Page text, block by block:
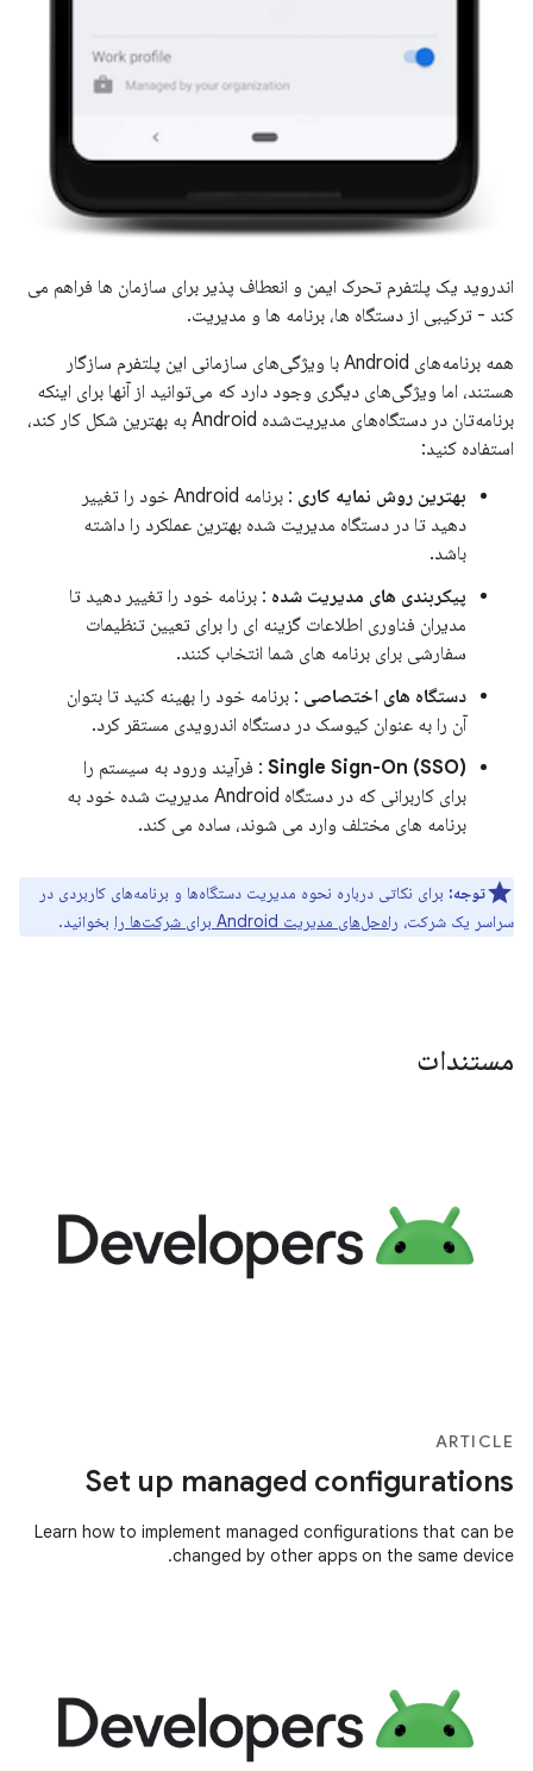
اندروید یک پلتفرم تحرک ایمن و انعطاف پذیر برای سازمان ها فراهم می
کند - ترکیبی از دستگاه ها، برنامه ها و مدیریت.
همه برنامه‌های Android با ویژگی‌های سازمانی این پلتفرم سازگار
هستند، اما ویژگی‌های دیگری وجود دارد که می‌توانید از آنها برای اینکه
برنامه‌تان در دستگاه‌های مدیریت‌شده Android به بهترین شکل کار کند،
استفاده کنید:
بهترین روش نمایه کاری
: برنامه Android خود را تغییر
دهید تا در دستگاه مدیریت شده بهترین عملکرد را داشته
باشد.
پیکربندی های مدیریت شده : برنامه خود را تغییر دهید تا
مدیران فناوری اطلاعات گزینه ای را برای تعیین تنظیمات
سفارشی برای برنامه های شما انتخاب کنند.
دستگاه های اختصاصی : برنامه خود را بهینه کنید تا بتوان
آن را به عنوان کیوسک در دستگاه اندرویدی مستقر کرد.
Single Sign-On (SSO) : فرآیند ورود به سیستم را
برای کاربرانی که در دستگاه Android مدیریت شده خود به
برنامه های مختلف وارد می شوند، ساده می کند.
توجه: برای نکاتی درباره نحوه مدیریت دستگاه‌ها و برنامه‌های کاربردی در
سراسر یک شرکت، راه‌حل‌های مدیریت Android برای شرکت‌ها را بخوانید.
مستندات
ARTICLE
Set up managed configurations
Learn how to implement managed configurations that can be
changed by other apps on the same device.